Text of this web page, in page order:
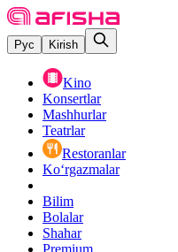
Рус Kirish
Kino
Konsertlar
Mashhurlar
Teatrlar
Restoranlar
Ko‘rgazmalar
Bilim
Bolalar
Shahar
Premium